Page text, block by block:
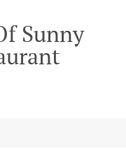
Sunny